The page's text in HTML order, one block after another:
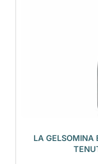
LA GELSOMINA